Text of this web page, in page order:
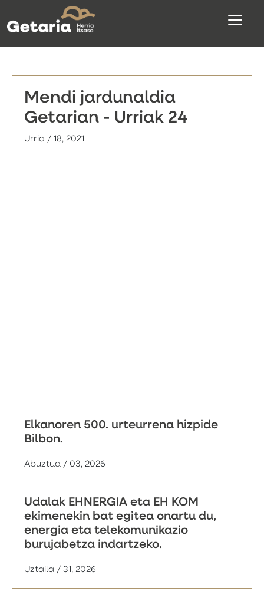
Mendi jardunaldia
Getarian - Urriak 24
Urria / 18, 2021
Elkanoren 500. urteurrena hizpide
Bilbon.
Abuztua / 03, 2026
Udalak EHNERGIA eta EH KOM
ekimenekin bat egitea onartu du,
energia eta telekomunikazio
burujabetza indartzeko.
Uztaila / 31, 2026